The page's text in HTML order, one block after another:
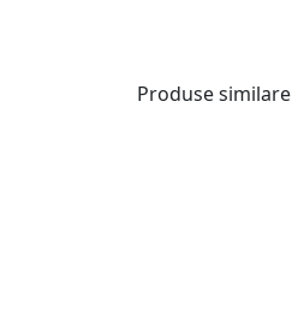
Produse similare